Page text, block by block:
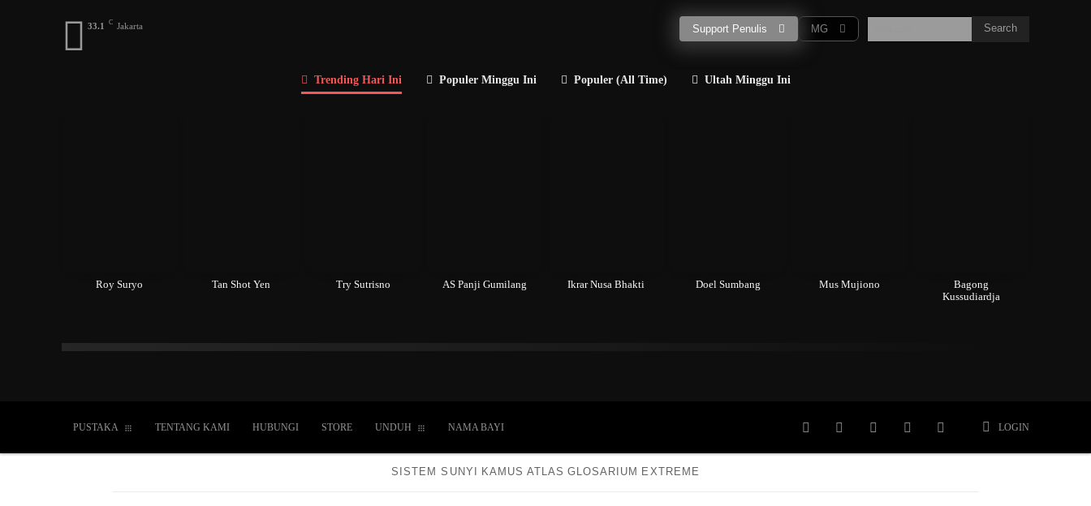
Search
33.1 C Jakarta MG
Support Penulis
Trending Hari Ini Populer Minggu Ini Populer (All Time) Ultah Minggu Ini
Roy Suryo Tan Shot Yen Try Sutrisno AS Panji Gumilang Ikrar Nusa Bhakti Doel Sumbang Mus Mujiono
Bagong
Kussudiardja
LOGIN
PUSTAKA TENTANG KAMI HUBUNGI STORE UNDUH NAMA BAYI
SISTEM SUNYI KAMUS ATLAS GLOSARIUM EXTREME